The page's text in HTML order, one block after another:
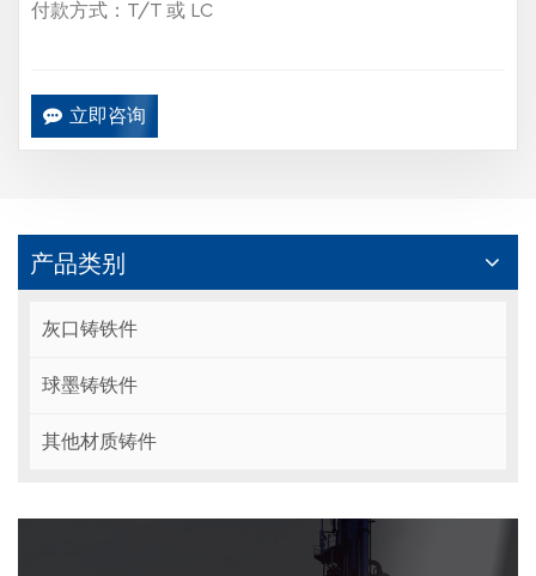
付款方式：T/T 或 LC
立即咨询
产品类别
灰口铸铁件
球墨铸铁件
其他材质铸件